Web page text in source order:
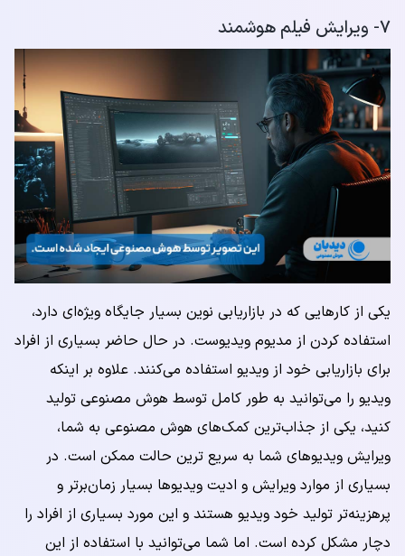
۷- ویرایش فیلم هوشمند
یکی از کارهایی که در بازاریابی نوین بسیار جایگاه ویژه‌ای دارد،
استفاده کردن از مدیوم ویدیوست. در حال حاضر بسیاری از افراد
برای بازاریابی خود از ویدیو استفاده می‌کنند. علاوه بر اینکه
ویدیو را می‌توانید به طور کامل توسط هوش مصنوعی تولید
کنید، یکی از جذاب‌ترین کمک‌های هوش مصنوعی به شما،
ویرایش ویدیوهای شما به سریع ترین حالت ممکن است. در
بسیاری از موارد ویرایش و ادیت ویدیوها بسیار زمان‌برتر و
پرهزینه‌تر تولید خود ویدیو هستند و این مورد بسیاری از افراد را
دچار مشکل کرده است. اما شما می‌توانید با استفاده از این